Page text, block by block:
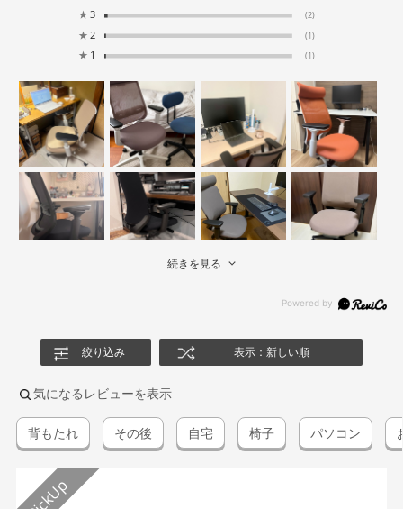
★ 3 (2)
★ 2 (1)
★ 1 (1)
続きを見る
絞り込み 表示：新しい順
気になるレビューを表示
背もたれ その後 自宅 椅子 パソコン